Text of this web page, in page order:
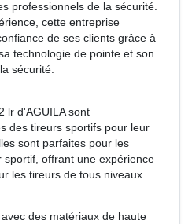
professionnels de la sécurité.
cette entreprise
de ses clients grâce à
technologie de pointe et son
sécurité.
lr d'AGUILA sont
des tireurs sportifs pour leur
sont parfaites pour les
sportif, offrant une expérience
les tireurs de tous niveaux.
des matériaux de haute